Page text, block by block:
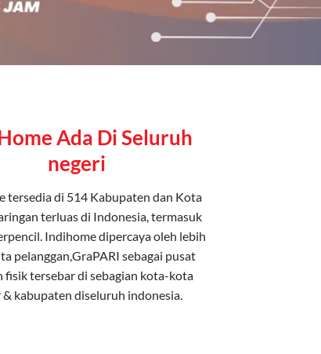
Ada Di Seluruh
negeri
tersedia di 514 Kabupaten dan Kota
terluas di Indonesia, termasuk
Indihome dipercaya oleh lebih
pelanggan,GraPARI sebagai pusat
fisik tersebar di sebagian kota-kota
& kabupaten diseluruh indonesia.